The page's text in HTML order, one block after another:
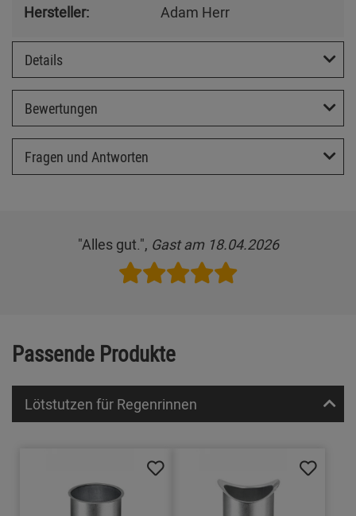
Hersteller:
Adam Herr
Details
Bewertungen
Fragen und Antworten
"Alles gut.", Gast am 18.04.2026
Passende Produkte
Lötstutzen für Regenrinnen